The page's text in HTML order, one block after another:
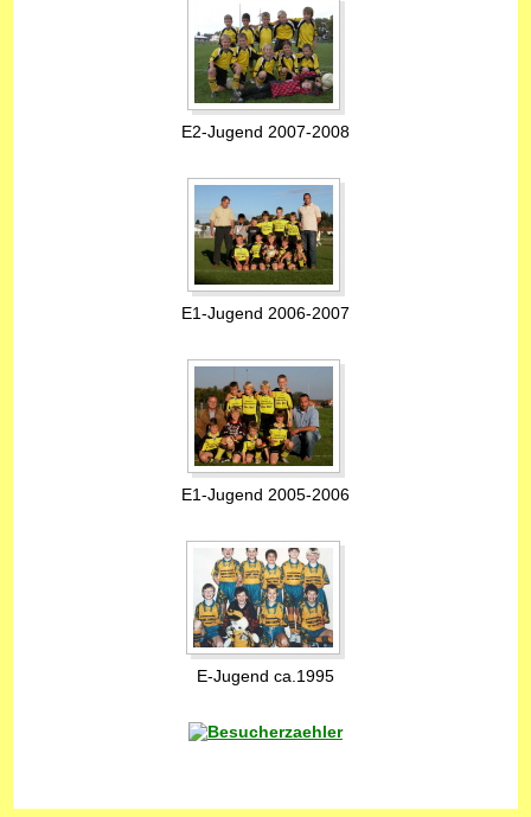
E2-Jugend 2007-2008
E1-Jugend 2006-2007
E1-Jugend 2005-2006
E-Jugend ca.1995